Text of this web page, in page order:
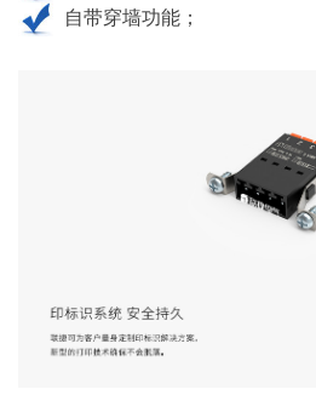
自带穿墙功能；